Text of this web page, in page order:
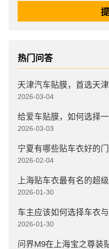
热门问答
2026-03-04
给爱车贴膜，如何选择
2026-03-03
宁夏有哪些贴车衣好的门
2026-02-04
上海贴车衣最有名的超
2026-01-30
车主应该如何选择车衣与
2026-01-30